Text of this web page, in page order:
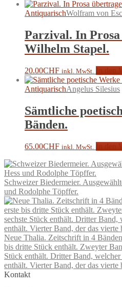
AntiquarischWolfram von
Parzival. In
Wilhelm Stapel.
20.00CHF inkl. MwSt.
AntiquarischAngelus Silesius
Sämtliche
Bänden.
65.00CHF inkl. MwSt.
Schweizer Biedermeier.
und Rodolphe Töpffer.
Neue Thalia. Zeitschrift in 4
bis dritte Stück enthält. Zweyter
Stück enthält. Dritter Band, welcher
enthält. Vierter Band, der das vierte
Kontakt